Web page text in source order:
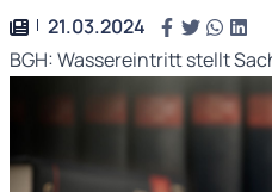
21.03.2024
BGH: Wassereintritt stellt